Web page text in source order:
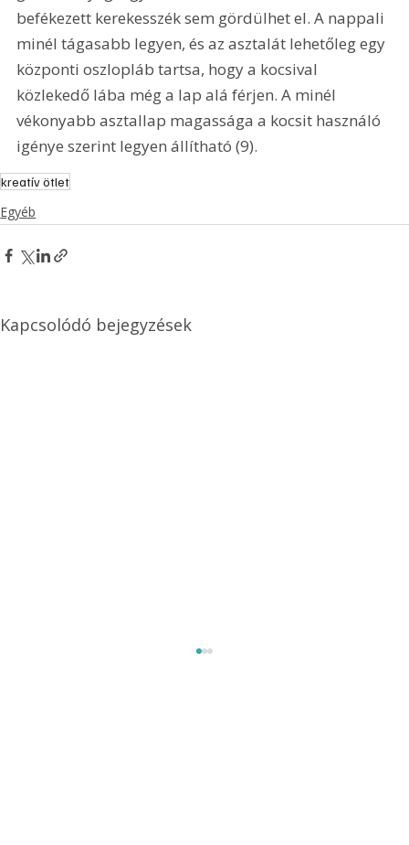
befékezett kerekesszék sem gördülhet el. A nappali
minél tágasabb legyen, és az asztalát lehetőleg egy
központi oszlopláb tartsa, hogy a kocsival
közlekedő lába még a lap alá férjen. A minél
vékonyabb asztallap magassága a kocsit használó
igénye szerint legyen állítható (9).
kreatív ötlet
Egyéb
Kapcsolódó bejegyzések